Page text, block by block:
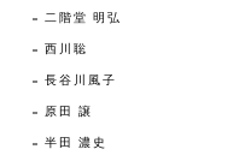
二階堂 明弘
西川聡
長谷川風子
原田 譲
半田 濃史